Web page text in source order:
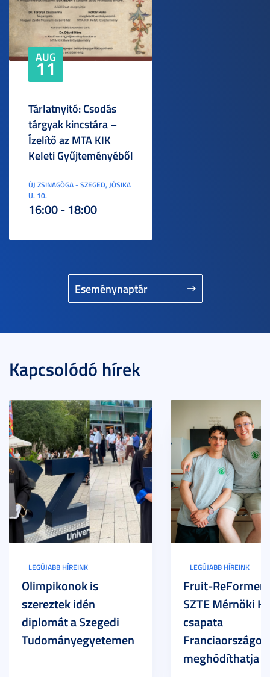
Eseménynaptár
AUG
11
Tárlatnyitó: Csodás
tárgyak kincstára –
Ízelítő az MTA KIK
Keleti Gyűjteményéből
ÚJ ZSINAGÓGA - SZEGED, JÓSIKA
U. 10.
16:00 - 18:00
Kapcsolódó hírek
LEGÚJABB HÍREINK
Olimpikonok is
szereztek idén
diplomát a Szegedi
Tudományegyetemen
LEGÚJABB HÍREINK
Fruit-
SZTE Mérnöki
csapata
Franciaországot
meghódíthatja